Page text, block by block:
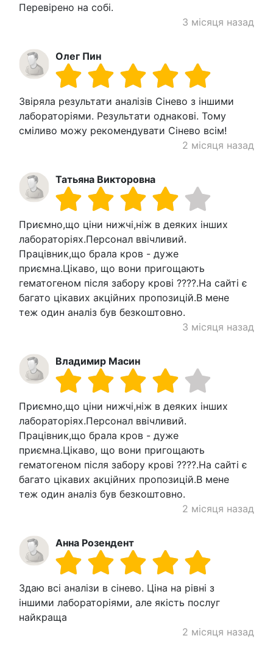
Перевірено на собі.
3 місяця назад
Олег Пин
Звіряла результати аналізів Сінево з іншими
лабораторіями. Результати однакові. Тому
сміливо можу рекомендувати Сінево всім!
2 місяця назад
Татьяна Викторовна
Приємно,що ціни нижчі,ніж в деяких інших
лабораторіях.Персонал ввічливий.
Працівник,що брала кров - дуже
приємна.Цікаво, що вони пригощають
гематогеном після забору крові ????.На сайті є
багато цікавих акційних пропозицій.В мене
теж один аналіз був безкоштовно.
3 місяця назад
Владимир Масин
Приємно,що ціни нижчі,ніж в деяких інших
лабораторіях.Персонал ввічливий.
Працівник,що брала кров - дуже
приємна.Цікаво, що вони пригощають
гематогеном після забору крові ????.На сайті є
багато цікавих акційних пропозицій.В мене
теж один аналіз був безкоштовно.
2 місяця назад
Анна Розендент
Здаю всі аналізи в сінево. Ціна на рівні з
іншими лабораторіями, але якість послуг
найкраща
2 місяця назад